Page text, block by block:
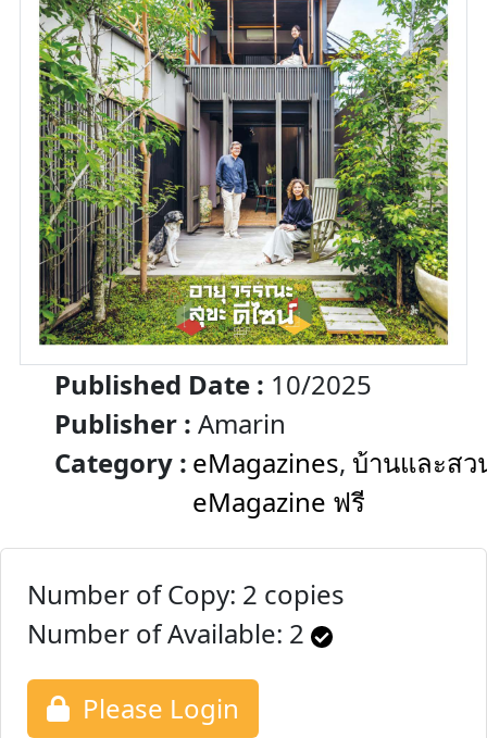
Published Date : 10/2025
Publisher : Amarin
Category : eMagazines, บ้านและสว
eMagazine ฟรี
Number of Copy: 2 copies
Number of Available: 2
Please Login